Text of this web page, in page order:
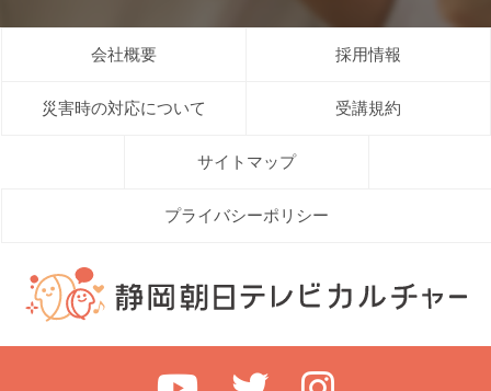
会社概要 採用情報
災害時の対応について 受講規約
サイトマップ
プライバシーポリシー